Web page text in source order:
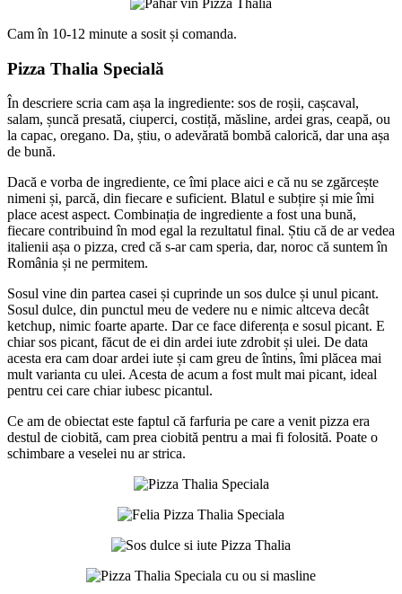
Cam în 10-12 minute a sosit și comanda.
Pizza Thalia Specială
În descriere scria cam așa la ingrediente: sos de roșii, cașcaval,
salam, șuncă presată, ciuperci, costiță, măsline, ardei gras, ceapă, ou
la capac, oregano. Da, știu, o adevărată bombă calorică, dar una așa
de bună.
Dacă e vorba de ingrediente, ce îmi place aici e că nu se zgărcește
nimeni și, parcă, din fiecare e suficient. Blatul e subțire și mie îmi
place acest aspect. Combinația de ingrediente a fost una bună,
fiecare contribuind în mod egal la rezultatul final. Știu că de ar vedea
italienii așa o pizza, cred că s-ar cam speria, dar, noroc că suntem în
România și ne permitem.
Sosul vine din partea casei și cuprinde un sos dulce și unul picant.
Sosul dulce, din punctul meu de vedere nu e nimic altceva decât
ketchup, nimic foarte aparte. Dar ce face diferența e sosul picant. E
chiar sos picant, făcut de ei din ardei iute zdrobit și ulei. De data
acesta era cam doar ardei iute și cam greu de întins, îmi plăcea mai
mult varianta cu ulei. Acesta de acum a fost mult mai picant, ideal
pentru cei care chiar iubesc picantul.
Ce am de obiectat este faptul că farfuria pe care a venit pizza era
destul de ciobită, cam prea ciobită pentru a mai fi folosită. Poate o
schimbare a veselei nu ar strica.